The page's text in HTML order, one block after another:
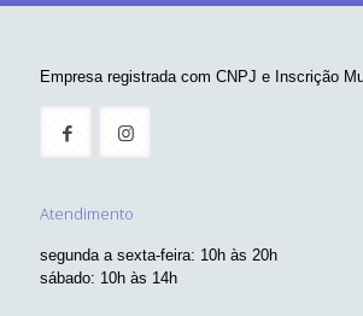
Empresa registrada com CNPJ e Inscrição
Atendimento
segunda a sexta-feira: 10h às 20h
sábado: 10h às 14h